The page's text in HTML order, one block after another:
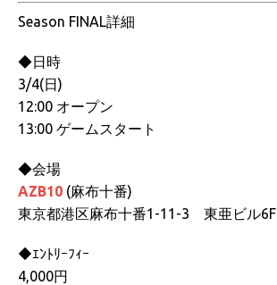
Season FINAL詳細
◆日時
3/4(日)
12:00 オープン
13:00 ゲームスタート
◆会場
AZB10 (麻布十番)
東京都港区麻布十番1-11-3 東亜ビル6F
◆ｴﾝﾄﾘｰﾌｨｰ
4,000円